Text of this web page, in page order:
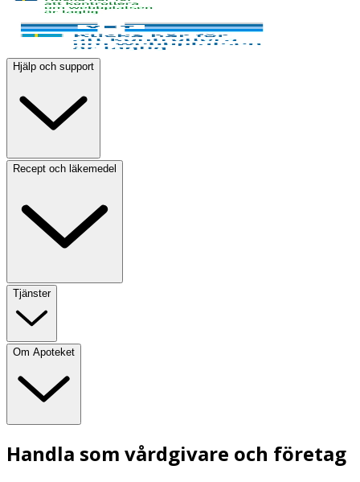
Hjälp och support
Recept och läkemedel
Tjänster
Om Apoteket
Handla som vårdgivare och företag